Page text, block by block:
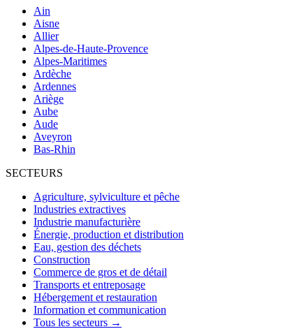
Ain
Aisne
Allier
Alpes-de-Haute-Provence
Alpes-Maritimes
Ardèche
Ardennes
Ariège
Aube
Aude
Aveyron
Bas-Rhin
SECTEURS
Agriculture, sylviculture et pêche
Industries extractives
Industrie manufacturière
Énergie, production et distribution
Eau, gestion des déchets
Construction
Commerce de gros et de détail
Transports et entreposage
Hébergement et restauration
Information et communication
Tous les secteurs →